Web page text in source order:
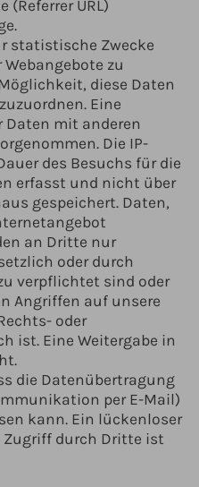
URL)
statistische Zwecke
zu
diese Daten
Eine
mit anderen
Die IP-
des Besuchs für die
erfasst und nicht über
gespeichert. Daten,
an Dritte nur
oder durch
verpflichtet sind oder
Angriffen auf unsere
oder
ist. Eine Weitergabe in
die Datenübertragung
per E-Mail)
kann. Ein lückenloser
Zugriff durch Dritte ist